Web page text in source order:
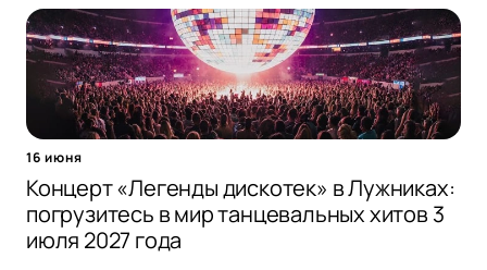
16 июня
Концерт «Легенды дискотек» в Лужниках:
погрузитесь в мир танцевальных хитов 3
июля 2027 года